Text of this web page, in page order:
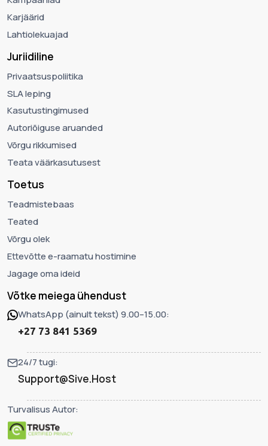
Karjäärid
Lahtiolekuajad
Juriidiline
Privaatsuspoliitika
SLA leping
Kasutustingimused
Autoriõiguse aruanded
Võrgu rikkumised
Teata väärkasutusest
Toetus
Teadmistebaas
Teated
Võrgu olek
Ettevõtte e-raamatu hostimine
Jagage oma ideid
Võtke meiega ühendust
WhatsApp (ainult tekst) 9.00–15.00:
+27 73 841 5369
24/7 tugi:
Support@Sive.Host
Turvalisus Autor: